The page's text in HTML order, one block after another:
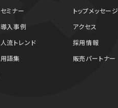
セミナー
導入事例
人流トレンド
用語集
トップメッセージ
アクセス
採用情報
販売パートナー